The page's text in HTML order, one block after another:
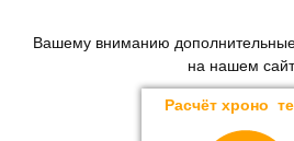
Вашему вниманию
на нашем
Расчёт хроно